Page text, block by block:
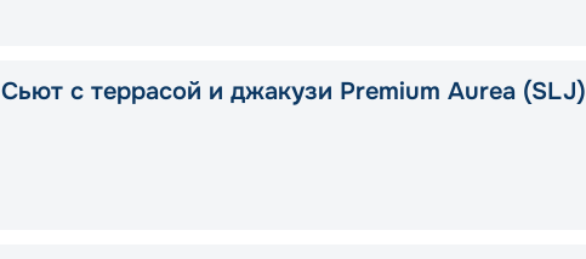
Cьют с террасой и джакузи Premium Aurea (SLJ)